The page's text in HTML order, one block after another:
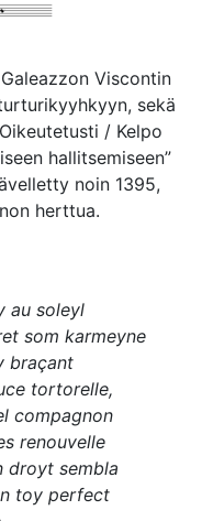
Viscontin
sekä
/ Kelpo
hallitsemiseen”
noin 1395,
herttua.
au soleyl
som karmeyne
braçant
tortorelle,
compagnon
renouvelle
droyt sembla
toy perfect